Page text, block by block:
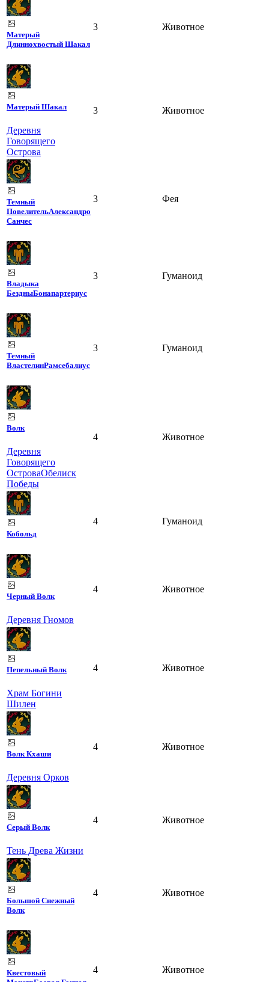
Матерый
Длиннохвостый Шакал
3 Животное
Матерый Шакал
Деревня
Говорящего
Острова
3 Животное
Темный
ПовелительАлександро
Санчес
3 Фея
Владыка
БездныБонапартериус
3 Гуманоид
Темный
ВластелинРамсебалиус
3 Гуманоид
Волк
Деревня
Говорящего
ОстроваОбелиск
Победы
4 Животное
Кобольд
4 Гуманоид
Черный Волк
Деревня Гномов
4 Животное
Пепельный Волк
Храм Богини
Шилен
4 Животное
Волк Кхаши
Деревня Орков
4 Животное
Серый Волк
Тень Древа Жизни
4 Животное
Большой Снежный
Волк
4 Животное
Квестовый
4 Животное